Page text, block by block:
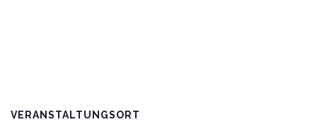
VERANSTALTUNGSORT